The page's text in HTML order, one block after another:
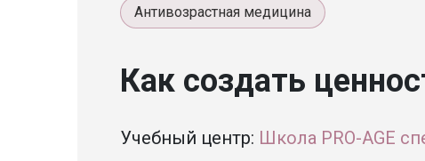
Антивозрастная медицина
Как создать
Учебный центр: Школа PRO-AGE